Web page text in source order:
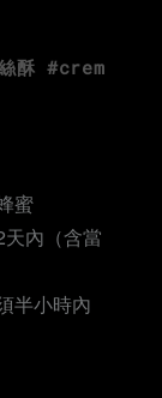
酥 #crem
蜜
內（含當
半小時內